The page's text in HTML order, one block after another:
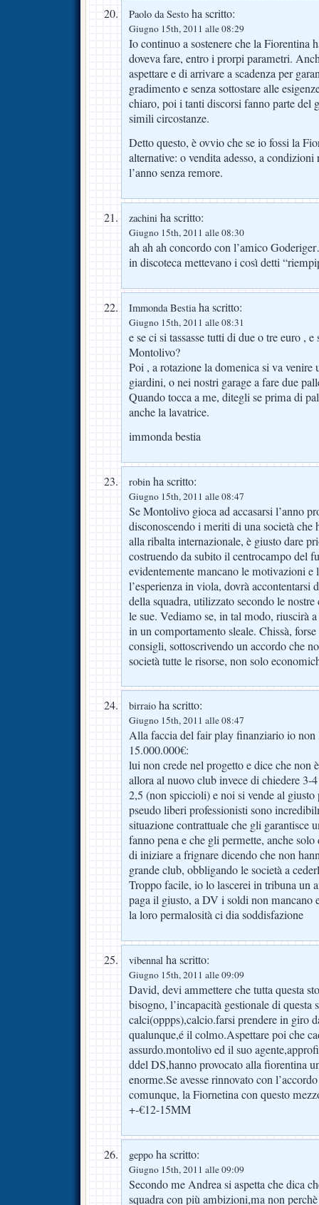
Paolo da Sesto ha scritto:
Giugno 15th, 2011 alle 08:29
Io continuo a sostenere che la Fiorentina
doveva fare, entro i prorpi parametri.
aspettare e di arrivare a scadenza per
gradimento e senza sottostare alle
chiaro, poi i tanti discorsi fanno parte del
simili circostanze.
Detto questo, è ovvio che se io fossi la
alternative: o vendita adesso, a
l’anno senza remore.
zachini ha scritto:
Giugno 15th, 2011 alle 08:30
ah ah ah concordo con l’amico
in discoteca mettevano i così detti
Immonda Bestiaha scritto:
Giugno 15th, 2011 alle 08:31
e se ci si tassasse tutti di due o tre euro ,
Montolivo?
Poi , a rotazione la domenica si va venire
giardini, o nei nostri garage a fare due
Quando tocca a me, ditegli se prima di
anche la lavatrice.
immonda bestia
robin ha scritto:
Giugno 15th, 2011 alle 08:47
Se Montolivo gioca ad accasarsi l’anno
disconoscendo i meriti di una società
alla ribalta internazionale, è giusto dare
costruendo da subito il centrocampo del
evidentemente mancano le motivazioni e
l’esperienza in viola, dovrà
della squadra, utilizzato secondo le
le sue. Vediamo se, in tal modo, riuscirà
in un comportamento sleale. Chissà,
consigli, sottoscrivendo un accordo che
società tutte le risorse, non solo
birraio ha scritto:
Giugno 15th, 2011 alle 08:47
Alla faccia del fair play finanziario io non
15.000.000€:
lui non crede nel progetto e dice che non
allora al nuovo club invece di chiedere 3-
2,5 (non spiccioli) e noi si vende al giusto
pseudo liberi professionisti sono
situazione contrattuale che gli garantisce
fanno pena e che gli permette, anche
di iniziare a frignare dicendo che non
grande club, obbligando le società a
Troppo facile, io lo lascerei in tribuna un
paga il giusto, a DV i soldi non mancano
la loro permalosità ci dia soddisfazione
vibennal ha scritto:
Giugno 15th, 2011 alle 09:09
David, devi ammettere che tutta questa
bisogno, l’incapacità gestionale di questa
calci(oppps),calcio.farsi prendere in giro
qualunque,é il colmo.Aspettare poi che
assurdo.montolivo ed il suo
ddel DS,hanno provocato alla fiorentina
enorme.Se avesse rinnovato con
comunque, la Fiornetina con questo
+-€12-15MM
geppo ha scritto:
Giugno 15th, 2011 alle 09:09
Secondo me Andrea si aspetta che dica
squadra con più ambizioni,ma non